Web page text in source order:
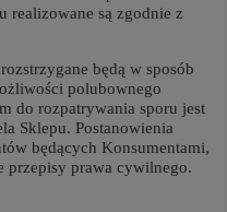
realizowane są zgodnie z
będą w sposób
polubownego
do rozpatrywania sporu jest
Sklepu. Postanowienia
będących Konsumentami,
przepisy prawa cywilnego.